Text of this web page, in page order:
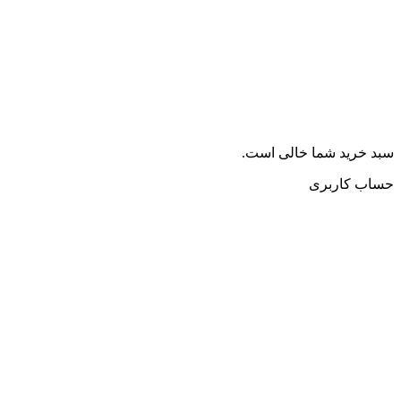
سبد خرید شما خالی است.
حساب کاربری